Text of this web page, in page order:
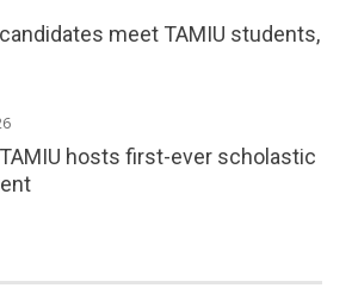
candidates meet TAMIU students,
TAMIU hosts first-ever scholastic